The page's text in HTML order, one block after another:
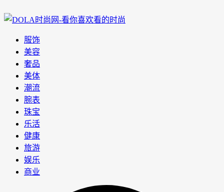
服饰
美容
奢品
美体
潮流
腕表
珠宝
乐活
健康
旅游
娱乐
商业